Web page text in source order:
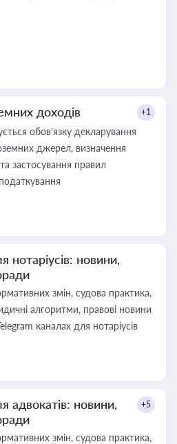
доходів +1
обов’язку декларування
джерел, визначення
застосування правил
нотаріусів: новини,
змін, судова практика,
алгоритми, правові новини
каналах для нотаріусів
адвокатів: новини,
+5
змін, судова практика,